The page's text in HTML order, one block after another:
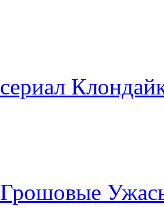
сериал
Грошовые